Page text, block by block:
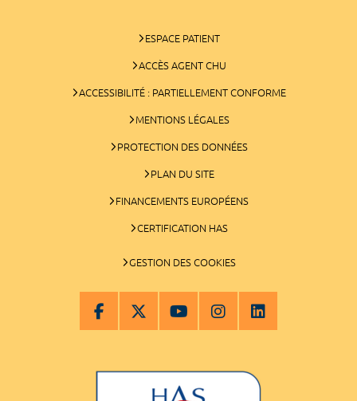
ESPACE PATIENT
ACCÈS AGENT CHU
ACCESSIBILITÉ : PARTIELLEMENT CONFORME
MENTIONS LÉGALES
PROTECTION DES DONNÉES
PLAN DU SITE
FINANCEMENTS EUROPÉENS
CERTIFICATION HAS
GESTION DES COOKIES